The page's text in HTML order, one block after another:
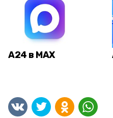
А24 в MAX